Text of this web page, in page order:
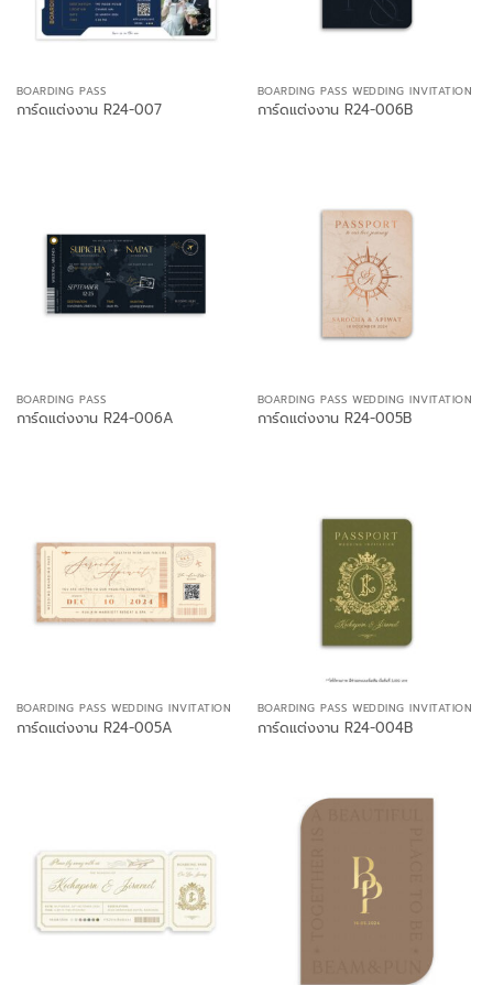
BOARDING PASS
การ์ดแต่งงาน R24-007
BOARDING PASS WEDDING INVITATION
การ์ดแต่งงาน R24-006B
BOARDING PASS
การ์ดแต่งงาน R24-006A
BOARDING PASS WEDDING INVITATION
การ์ดแต่งงาน R24-005B
BOARDING PASS WEDDING INVITATION
การ์ดแต่งงาน R24-005A
BOARDING PASS WEDDING INVITATION
การ์ดแต่งงาน R24-004B